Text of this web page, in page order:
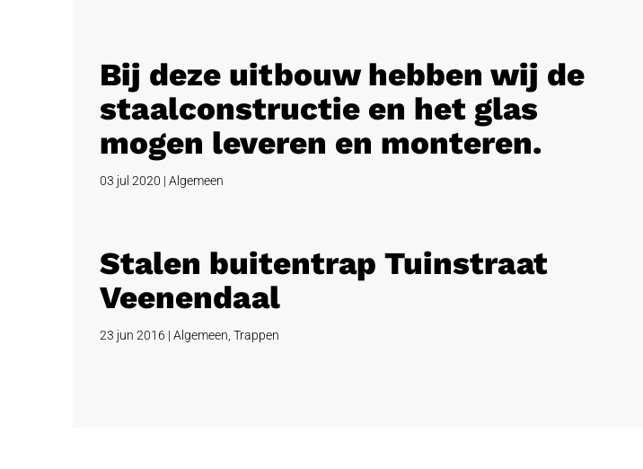
Bij deze uitbouw hebben wij de
staalconstructie en het glas
mogen leveren en monteren.
03 jul 2020 | Algemeen
Stalen buitentrap Tuinstraat
Veenendaal
23 jun 2016 | Algemeen Trappen